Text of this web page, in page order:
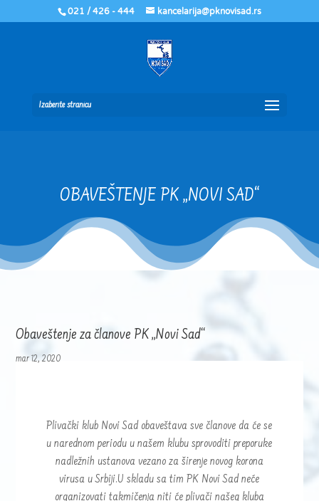
021 / 426 - 444 kancelarija@pknovisad.rs
Izaberite stranicu
OBAVEŠTENJE PK „NOVI SAD“
Obaveštenje za članove PK „Novi Sad“
mar 12, 2020
​Plivački klub Novi Sad obaveštava sve članove da će se
u narednom periodu u našem klubu sprovoditi preporuke
nadležnih ustanova vezano za širenje novog korona
virusa u Srbiji.U skladu sa tim PK Novi Sad neće
organizovati takmičenja niti će plivači našeg kluba